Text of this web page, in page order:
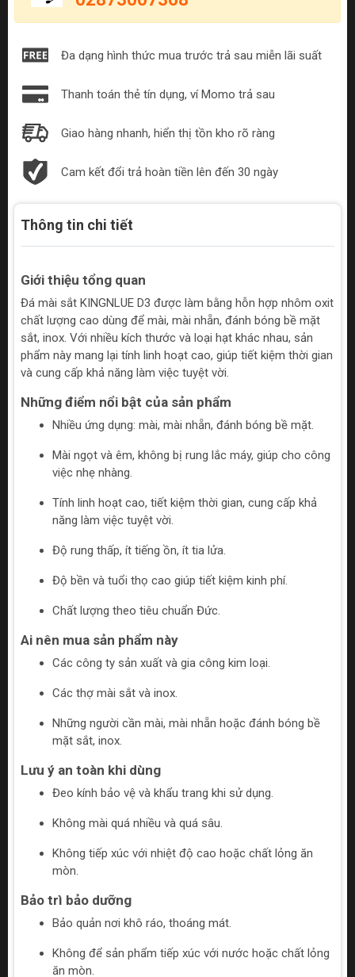
Đa dạng hình thức mua trước trả sau miễn lãi suất
Thanh toán thẻ tín dụng, ví Momo trả sau
Giao hàng nhanh, hiển thị tồn kho rõ ràng
Cam kết đổi trả hoàn tiền lên đến 30 ngày
Thông tin chi tiết
Giới thiệu tổng quan
Đá mài sắt KINGNLUE D3 được làm bằng hỗn hợp nhôm oxit
chất lượng cao dùng để mài, mài nhẵn, đánh bóng bề mặt
sắt, inox. Với nhiều kích thước và loại hạt khác nhau, sản
phẩm này mang lại tính linh hoạt cao, giúp tiết kiệm thời gian
và cung cấp khả năng làm việc tuyệt vời.
Những điểm nổi bật của sản phẩm
Nhiều ứng dụng: mài, mài nhẵn, đánh bóng bề mặt.
Mài ngọt và êm, không bị rung lắc máy, giúp cho công
việc nhẹ nhàng.
Tính linh hoạt cao, tiết kiệm thời gian, cung cấp khả
năng làm việc tuyệt vời.
Độ rung thấp, ít tiếng ồn, ít tia lửa.
Độ bền và tuổi thọ cao giúp tiết kiệm kinh phí.
Chất lượng theo tiêu chuẩn Đức.
Ai nên mua sản phẩm này
Các công ty sản xuất và gia công kim loại.
Các thợ mài sắt và inox.
Những người cần mài, mài nhẵn hoặc đánh bóng bề
mặt sắt, inox.
Lưu ý an toàn khi dùng
Đeo kính bảo vệ và khẩu trang khi sử dụng.
Không mài quá nhiều và quá sâu.
Không tiếp xúc với nhiệt độ cao hoặc chất lỏng ăn
mòn.
Bảo trì bảo dưỡng
Bảo quản nơi khô ráo, thoáng mát.
Không để sản phẩm tiếp xúc với nước hoặc chất lỏng
ăn mòn.